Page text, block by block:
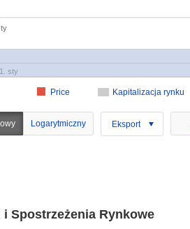
Kapitalizacja rynku
Price
1. sty
Logarytmiczny Eksport
i Spostrzeżenia Rynkowe